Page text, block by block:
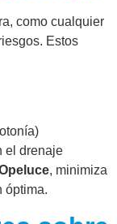
como cualquier
Estos
el drenaje
, minimiza
óptima.